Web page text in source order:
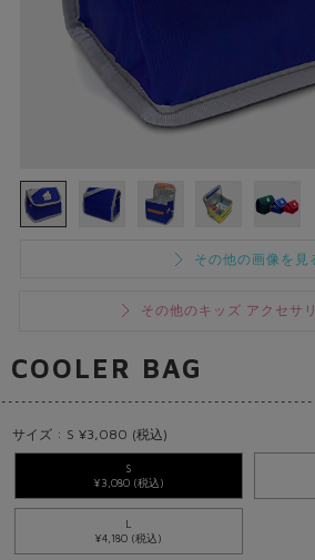
その他の画像を見
その他のキッズ アクセサ
COOLER BAG
サイズ : S ¥3,080 (税込)
S
¥3,080 (税込)
L
¥4,180 (税込)